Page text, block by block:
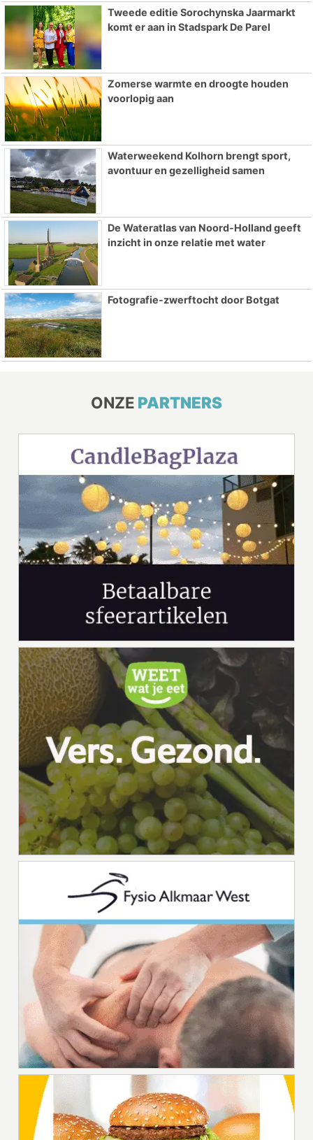
Tweede editie Sorochynska Jaarmarkt
komt er aan in Stadspark De Parel
Zomerse warmte en droogte houden
voorlopig aan
Waterweekend Kolhorn brengt sport,
avontuur en gezelligheid samen
De Wateratlas van Noord-Holland geeft
inzicht in onze relatie met water
Fotografie-zwerftocht door Botgat
ONZE PARTNERS